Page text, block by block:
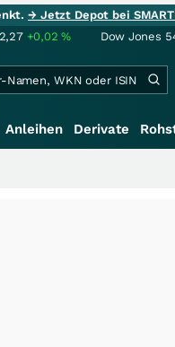
→ Jetzt Depot bei
+0,02% Dow Jones
Anleihen Derivate